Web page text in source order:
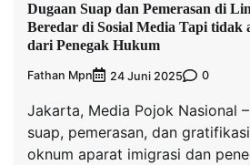
Dugaan Suap dan Pemerasan di
Beredar di Sosial Media Tapi tidak
dari Penegak Hukum
Fathan Mpn 24 Juni 2025 0
Jakarta, Media Pojok Nasional
suap, pemerasan, dan
oknum aparat imigrasi dan